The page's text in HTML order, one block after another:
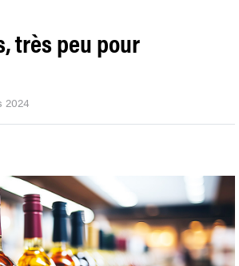
très peu pour
2024